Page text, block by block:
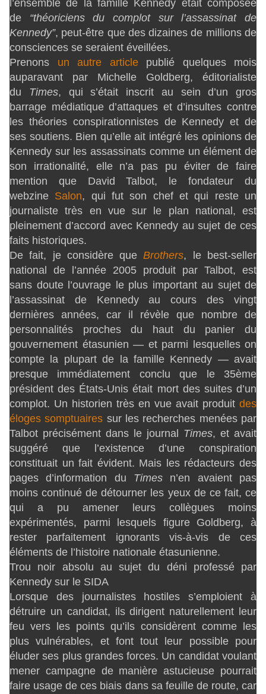
l’ensemble de la famille Kennedy était composée
de
“théoriciens du complot sur l’assassinat de
Kennedy”, peut-être que des dizaines de millions de
consciences se seraient éveillées.
Prenons
un autre article
publié quelques mois
auparavant par Michelle Goldberg, éditorialiste
du
Times, qui s’était inscrit au sein d’un gros
barrage médiatique d’attaques et d’insultes contre
les théories conspirationnistes de Kennedy et de
ses soutiens. Bien qu’elle ait intégré les opinions de
Kennedy sur les assassinats comme un élément de
son irrationalité, elle n’a pas pu éviter de faire
mention que David Talbot, le fondateur du
webzine Salon, qui fut son chef et qui reste un
journaliste très en vue sur le plan national, est
pleinement d’accord avec Kennedy au sujet de ces
faits historiques.
De fait, je considère que Brothers, le best-seller
national de l’année 2005 produit par Talbot, est
sans doute l’ouvrage le plus important au sujet de
l’assassinat de Kennedy au cours des vingt
dernières années, car il révèle que nombre de
personnalités proches du haut du panier du
gouvernement étasunien — et parmi lesquelles on
compte la plupart de la famille Kennedy — avait
presque immédiatement conclu que le 35ème
président des États-Unis était mort des suites d’un
complot. Un historien très en vue avait produit des
éloges somptuaires sur les recherches menées par
Talbot précisément dans le journal
Times, et avait
suggéré que l’existence d’une conspiration
constituait un fait évident. Mais les rédacteurs des
pages d’information du
Times
n’en avaient pas
moins continué de détourner les yeux de ce fait, ce
qui a pu amener leurs collègues moins
expérimentés, parmi lesquels figure Goldberg, à
rester parfaitement ignorants vis-à-vis de ces
éléments de l’histoire nationale étasunienne.
Trou noir absolu au sujet du déni professé par
Kennedy sur le SIDA
Lorsque des journalistes hostiles s’emploient à
détruire un candidat, ils dirigent naturellement leur
feu vers les points qu’ils considèrent comme les
plus vulnérables, et font tout leur possible pour
éluder ses plus grandes forces. Un candidat voulant
mener campagne de manière astucieuse pourrait
faire usage de ces biais dans sa feuille de route, car